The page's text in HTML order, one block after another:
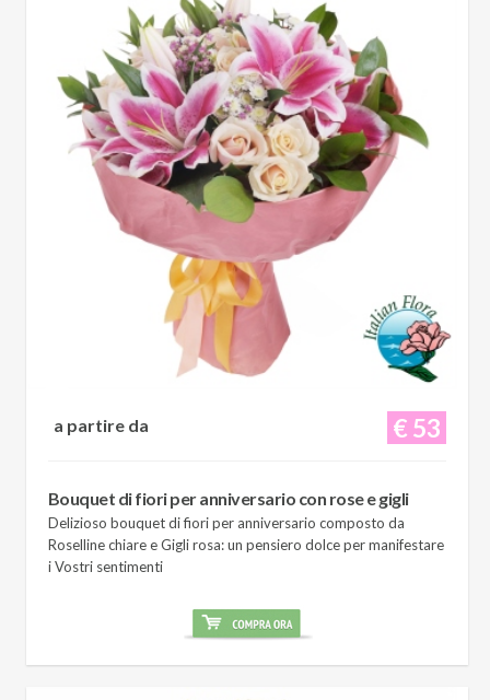
€ 53
a partire da
Bouquet di fiori per anniversario con rose e gigli
Delizioso bouquet di fiori per anniversario composto da
Roselline chiare e Gigli rosa: un pensiero dolce per manifestare
i Vostri sentimenti